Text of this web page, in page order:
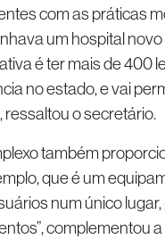
com as práticas
um hospital
é ter mais de 400
no estado, e vai
ressaltou o secretário.
também
que é um
num único
complementou